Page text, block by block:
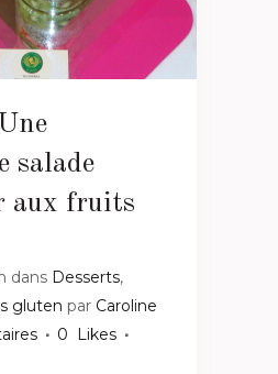
Une
salade
aux fruits
dans Desserts,
gluten par Caroline
0
Likes